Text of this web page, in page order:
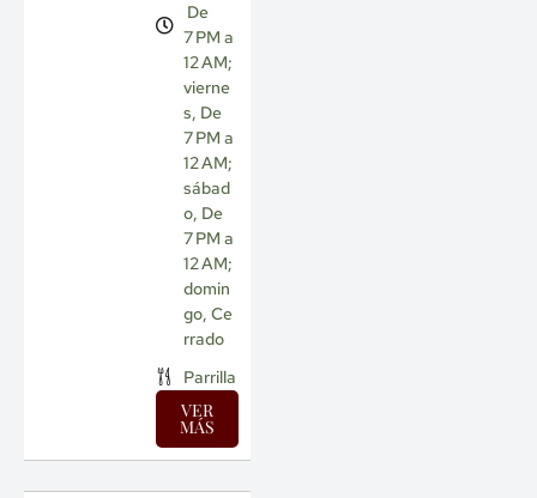
De
7 PM a
12 AM;
vierne
s, De
7 PM a
12 AM;
sábad
o, De
7 PM a
12 AM;
domin
go, Ce
rrado
Parrilla
VER
MÁS